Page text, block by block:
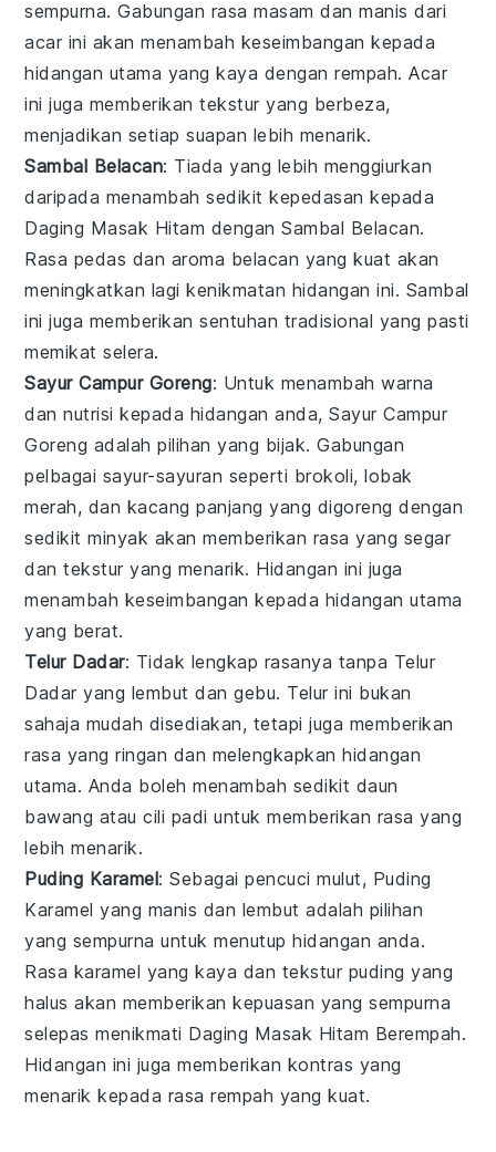
sempurna. Gabungan rasa masam dan manis dari
acar ini akan menambah keseimbangan kepada
hidangan utama yang kaya dengan rempah.Acar
ini juga memberikan tekstur yang berbeza,
menjadikan setiap suapan lebih menarik.
Sambal Belacan: Tiada yang lebih menggiurkan
daripada menambah sedikit kepedasan kepada
Daging Masak Hitam denganSambal Belacan.
Rasa pedas dan aroma belacan yang kuat akan
meningkatkan lagi kenikmatan hidangan ini. Sambal
ini juga memberikan sentuhan tradisional yang pasti
memikat selera.
Sayur Campur Goreng: Untuk menambah warna
dan nutrisi kepada hidangan anda,Sayur Campur
Goreng adalah pilihan yang bijak. Gabungan
pelbagai sayur-sayuran seperti brokoli,lobak
merah, dan kacang panjang yang digoreng dengan
sedikit minyak akan memberikan rasa yang segar
dan tekstur yang menarik. Hidangan ini juga
menambah keseimbangan kepada hidangan utama
yang berat.
Telur Dadar: Tidak lengkap rasanya tanpa Telur
Dadar yang lembut dan gebu. Telur ini bukan
sahaja mudah disediakan, tetapi juga memberikan
rasa yang ringan dan melengkapkan hidangan
utama. Anda boleh menambah sedikit daun
bawang ataucili padi untuk memberikan rasa yang
lebih menarik.
Puding Karamel: Sebagai pencuci mulut, Puding
Karamel yang manis dan lembut adalah pilihan
yang sempurna untuk menutup hidangan anda.
Rasa karamel yang kaya dan tekstur puding yang
halus akan memberikan kepuasan yang sempurna
selepas menikmati Daging Masak Hitam Berempah.
Hidangan ini juga memberikan kontras yang
menarik kepada rasa rempah yang kuat.